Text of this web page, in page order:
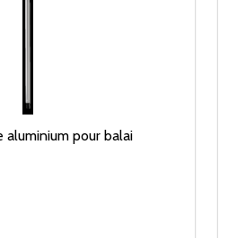
aluminium pour balai